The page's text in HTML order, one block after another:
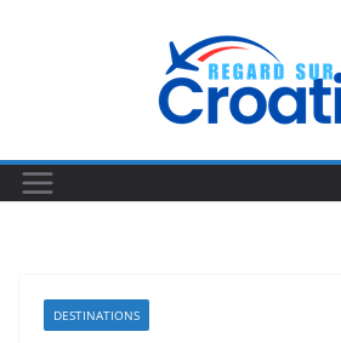
DESTINATIONS